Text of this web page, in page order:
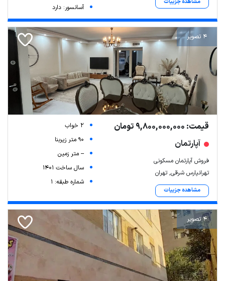
مشاهده جزییات
آسانسور: دارد
4 تصویر
قیمت: 9,800,000,000 تومان
آپارتمان
فروش آپارتمان مسکونی
تهرانپارس شرقی, تهران
مشاهده جزییات
2 خواب
90 متر زیربنا
-- متر زمین
سال ساخت 1401
شماره طبقه: 1
4 تصویر